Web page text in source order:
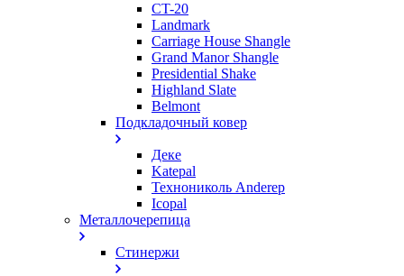
CT-20
Landmark
Carriage House Shangle
Grand Manor Shangle
Presidential Shake
Highland Slate
Belmont
Подкладочный ковер
Деке
Katepal
Технониколь Anderep
Icopal
Металлочерепица
Стинержи